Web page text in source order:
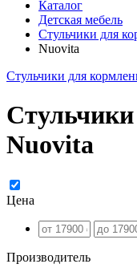
Каталог
Детская мебель
Стульчики для
Nuovita
Стульчики для
Nuovita
Цена
Производитель